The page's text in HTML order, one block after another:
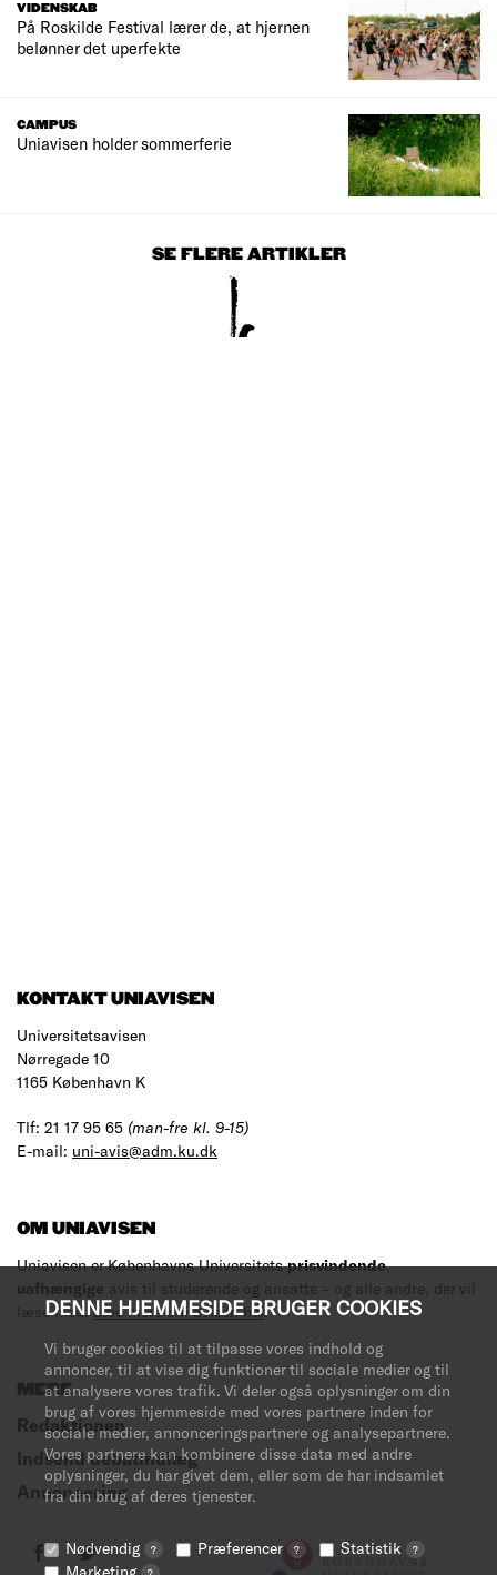
DENNE HJEMMESIDE BRUGER COOKIES
Vi bruger cookies til at tilpasse vores indhold og
annoncer, til at vise dig funktioner til sociale medier og til
at analysere vores trafik. Vi deler også oplysninger om din
brug af vores hjemmeside med vores partnere inden for
sociale medier, annonceringspartnere og analysepartnere.
Vores partnere kan kombinere disse data med andre
oplysninger, du har givet dem, eller som de har indsamlet
fra din brug af deres tjenester.
Nødvendig ? Præferencer ? Statistik ?
Marketing
VIDENSKAB
På Roskilde Festival lærer de, at hjernen
belønner det uperfekte
CAMPUS
Uniavisen holder sommerferie
SE FLERE ARTIKLER
KONTAKT UNIAVISEN
Universitetsavisen
Nørregade 10
1165 København K
Tlf: 21 17 95 65 (man-fre kl. 9-15)
E-mail: uni-avis@adm.ku.dk
OM UNIAVISEN
Uniavisen er Københavns Universitetsprisvindende,
uafhængige avis til studerende og ansatte – og alle andre, der vil
læse med.Læs mere om avisen her.
MERE
Redaktionen
Indsend debatindlæg
Annoncering